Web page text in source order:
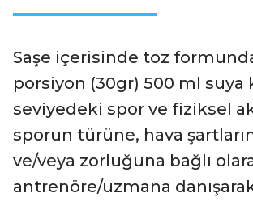
Saşe içerisinde toz
porsiyon (30gr) 500 ml suya
seviyedeki spor ve fiziksel
sporun türüne, hava
ve/veya zorluğuna bağlı
antrenöre/uzmana